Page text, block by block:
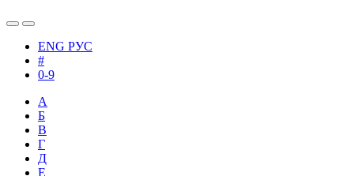
ENG РУС
#
0-9
А
Б
В
Г
Д
Е